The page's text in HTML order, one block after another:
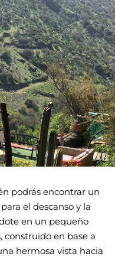
podrás encontrar un
el descanso y la
en un pequeño
construido en base a
hermosa vista hacia